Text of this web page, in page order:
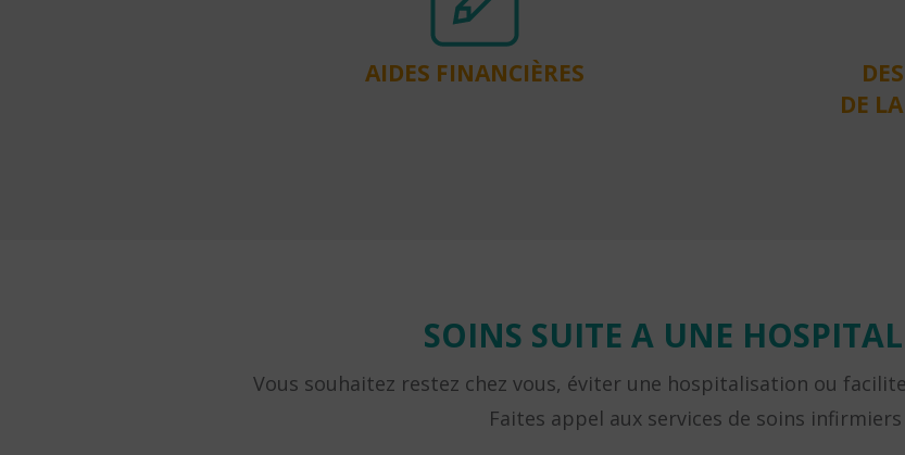
AIDES FINANCIÈRES
DE
SOINS SUITE A UNE
Vous souhaitez restez chez vous, éviter une hospitalisation ou
Faites appel aux services de soins infirmiers